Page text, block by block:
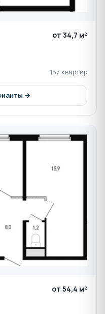
от 34,7 м²
137 квартир
→
от 54,4 м²